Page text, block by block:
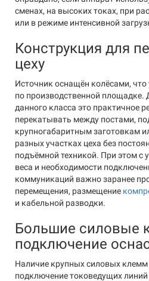
сменах, на высоких токах, при
или в режиме интенсивной
Конструкция для
цеху
Источник оснащён колёсами,
по производственной площадке.
данного класса это практичное
перекатывать между постами,
крупногабаритным заготовкам
разных участках цеха без
подъёмной техникой. При этом с
веса и необходимости
коммуникаций важно заранее
перемещения, размещение
и кабельной разводки.
Большие силовые
подключение
Наличие крупных силовых
подключение токоведущих